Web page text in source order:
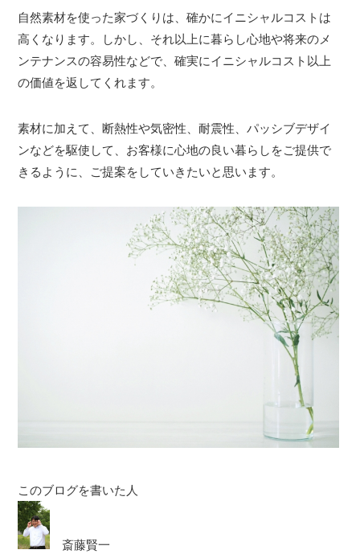
自然素材を使った家づくりは、確かにイニシャルコストは
高くなります。しかし、それ以上に暮らし心地や将来のメ
ンテナンスの容易性などで、確実にイニシャルコスト以上
の価値を返してくれます。
素材に加えて、断熱性や気密性、耐震性、パッシブデザイ
ンなどを駆使して、お客様に心地の良い暮らしをご提供で
きるように、ご提案をしていきたいと思います。
このブログを書いた人
斎藤賢一